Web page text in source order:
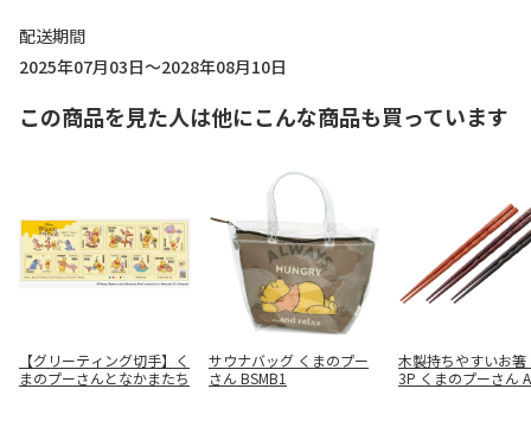
配送期間
2025年07月03日～2028年08月10日
この商品を見た人は他にこんな商品も買っています
【グリーティング切手】く
まのプーさんとなかまたち
サウナバッグ くまのプー
さん BSMB1
木製持ちやすいお
3P くまのプーさん